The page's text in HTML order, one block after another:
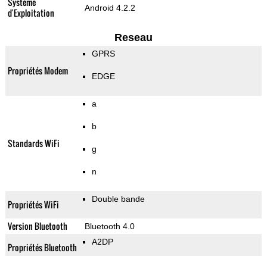
d'Exploitation
Android 4.2.2
Reseau
Propriétés Modem
GPRS
EDGE
Standards WiFi
a
b
g
n
Propriétés WiFi Double bande
Version Bluetooth Bluetooth 4.0
Propriétés Bluetooth A2DP